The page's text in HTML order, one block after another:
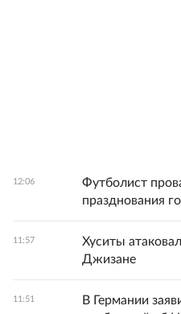
12:06
Футболист
празднования
11:57
Хуситы
Джизане
11:51
В Германии